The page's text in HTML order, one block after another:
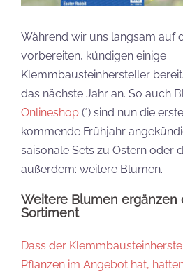
Während wir uns langsam auf
vorbereiten, kündigen einige
Klemmbausteinhersteller
das nächste Jahr an. So auch
Onlineshop (*) sind nun die
kommende Frühjahr
saisonale Sets zu Ostern oder
außerdem: weitere Blumen.
Weitere Blumen ergänzen
Sortiment
Dass der
Pflanzen im Angebot hat,